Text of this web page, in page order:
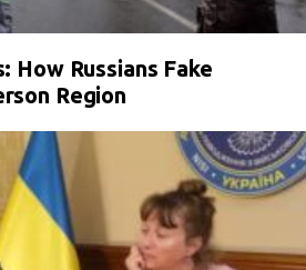
How Russians Fake
Region